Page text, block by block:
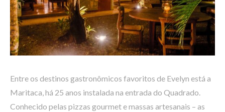
Entre os destinos gastronômicos favoritos de Evelyn está a
Maritaca, há 25 anos instalada na entrada do Quadrado.
Conhecido pelas pizzas gourmet e massas artesanais – as